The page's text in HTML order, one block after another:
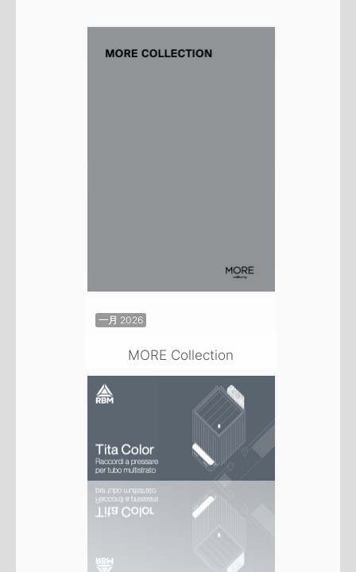
一月 2026
MORE Collection